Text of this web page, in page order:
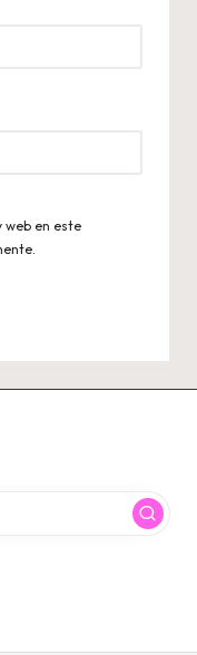
web en este